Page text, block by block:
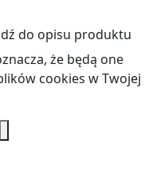
do opisu produktu
że będą one
cookies w Twojej